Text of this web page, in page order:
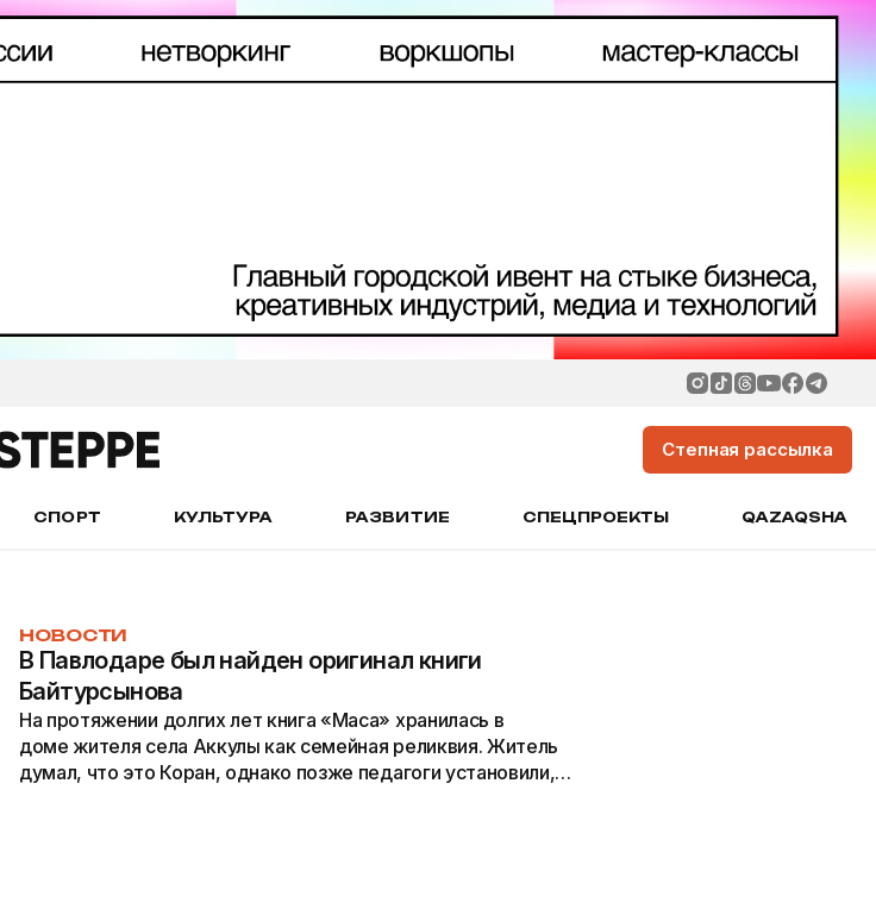
Степная рассылка
СПОРТ КУЛЬТУРА РАЗВИТИЕ СПЕЦПРОЕКТЫ QAZAQSHA
НОВОСТИ
В Павлодаре был найден оригинал книги
Байтурсынова
На протяжении долгих лет книга «Маса» хранилась в
доме жителя села Аккулы как семейная реликвия. Житель
думал, что это Коран, однако позже педагоги установили,